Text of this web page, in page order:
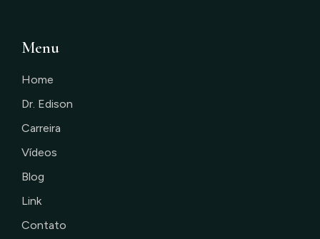
Menu
Home
Dr. Edison
Carreira
Vídeos
Blog
Link
Contato